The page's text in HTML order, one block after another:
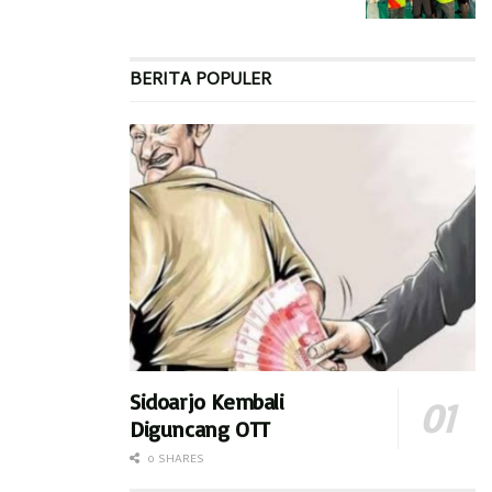
Kecamatan Sukodono, Wonoayu, Taman, Candi, Porong,
dengan dua hal, yakni dengan intervensi pencegahan dan
dengan intervensi pengobatan,”ujarnya.
H. Subandi menjabarkan pengendalian penyakit PMK dengan
intervensi pencegahan dapat dilakukan dengan berbagai
cara. Diantaranya dengan vaksinasi, sanitasi kandang serta
pengawasan kesehatan dan Komunikasi, Informasi dan
Edukasi/KIE. Sedangkan pengendalian penyakit PMK dengan
intervensi pengobatan yakni dengan terapi suportif pada
ternak yang sakit seperti pemberian antibiotik, analgesik dan
“Pada saat ini, populasi hewan rentan penyakit PMK di
BERITA POPULER
Sidoarjo Kembali
Diguncang OTT
0 SHARES